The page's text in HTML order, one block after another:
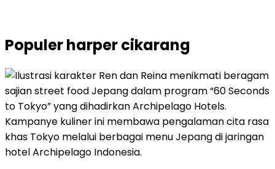
Populerharper cikarang